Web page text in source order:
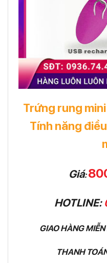
Trứng rung
Tính năng
Giá:
HOTLINE:
GIAO HÀNG
THANH